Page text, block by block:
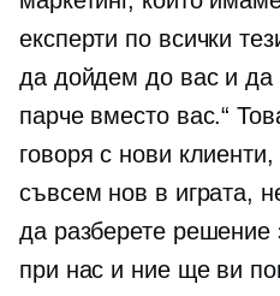
експерти по всички
да дойдем до вас и да
парче вместо вас.“
говоря с нови
съвсем нов в играта,
да разберете решение
при нас и ние ще ви